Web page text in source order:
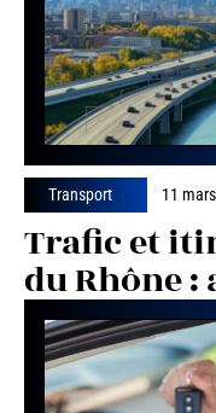
Transport 11
Trafic et
du Rhône